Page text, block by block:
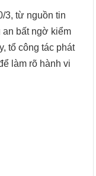
3, từ nguồn tin
bất ngờ kiểm
tổ công tác phát
làm rõ hành vi